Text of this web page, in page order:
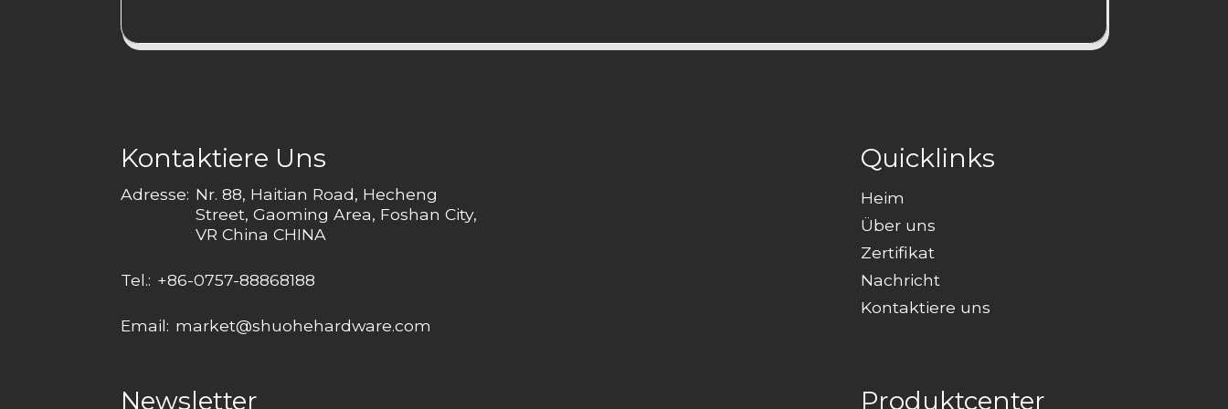
Kontaktiere Uns
Adresse: Nr. 88, Haitian Road, Hecheng
Street, Gaoming Area, Foshan City,
VR China CHINA
Tel.: +86-0757-88868188
Email: market@shuohehardware.com
Quicklinks
Heim
Über uns
Zertifikat
Nachricht
Kontaktiere uns
Newsletter Produktcenter